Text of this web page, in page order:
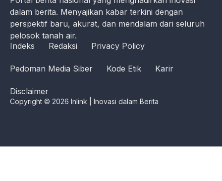
dalam berita. Menyajikan kabar terkini dengan
perspektif baru, akurat, dan mendalam dari seluruh
pelosok tanah air.
Indeks
Redaksi Privacy Policy
Pedoman Media Siber Kode Etik Karir
Disclaimer
Copyright © 2026 Inlink | Inovasi dalam Berita